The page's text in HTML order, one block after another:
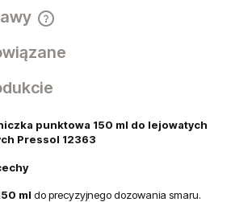
ewentualnych kosztów płatności
punktowa 150 ml do lejowatych
Pressol 12363
ml do precyzyjnego dozowania smaru.